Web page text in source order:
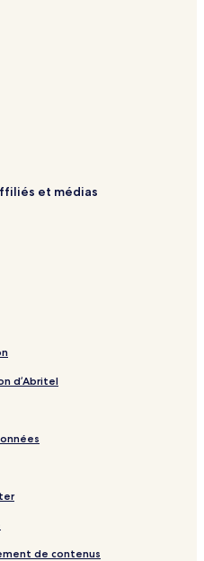
et médias
d’Abritel
de contenus